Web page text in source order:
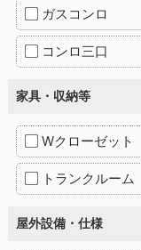
ガスコンロ
コンロ三口
家具・収納等
Wクローゼット
トランクルーム
屋外設備・仕様